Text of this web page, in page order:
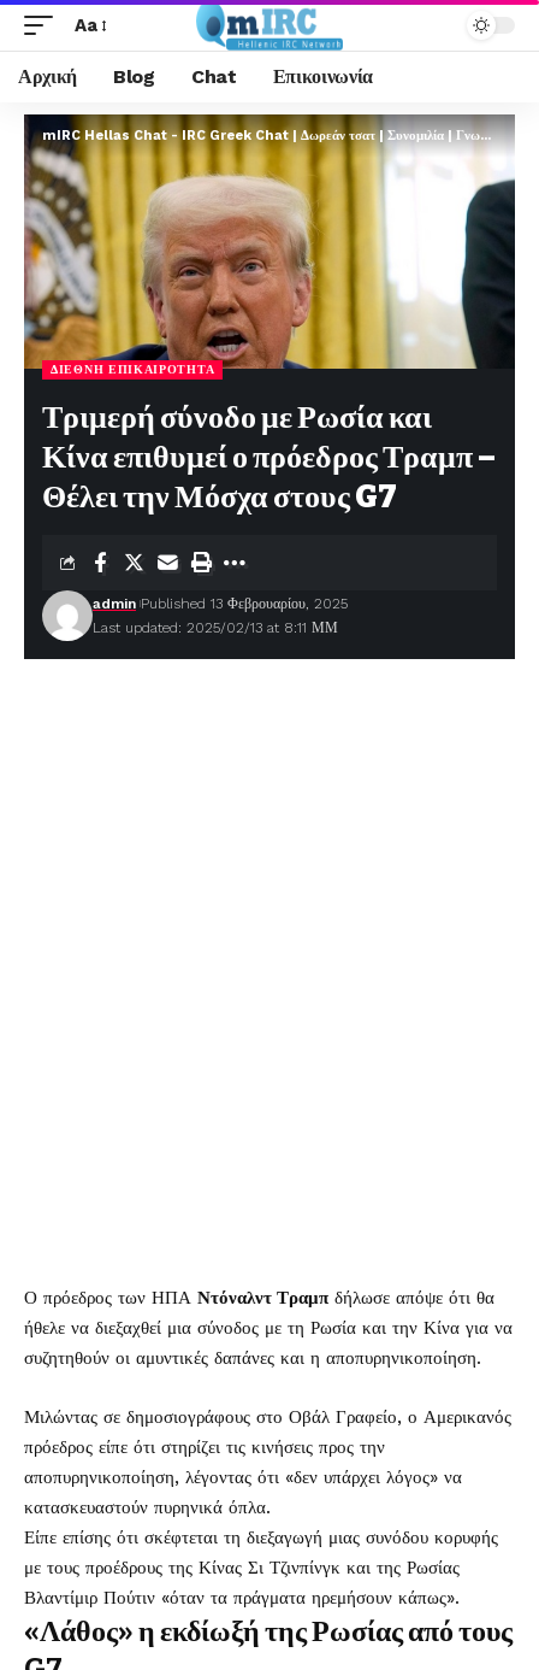
Aa
Αρχική Blog Chat Επικοινωνία
mIRC Hellas Chat - IRC Greek Chat | Δωρεάν τσατ | Συνομιλία | Γνωριμίες | FREE
ΔΙΕΘΝΉ ΕΠΙΚΑΙΡΌΤΗΤΑ
Τριμερή σύνοδο με Ρωσία και
Κίνα επιθυμεί ο πρόεδρος Τραμπ –
Θέλει την Μόσχα στους G7
Last updated: 2025/02/13 at 8:11 ΜΜ
admin Published 13 Φεβρουαρίου, 2025
Ο πρόεδρος των ΗΠΑ Ντόναλντ Τραμπ δήλωσε απόψε ότι θα
ήθελε να διεξαχθεί μια σύνοδος με τη Ρωσία και την Κίνα για να
συζητηθούν οι αμυντικές δαπάνες και η αποπυρηνικοποίηση.
Μιλώντας σε δημοσιογράφους στο Οβάλ Γραφείο, ο Αμερικανός
πρόεδρος είπε ότι στηρίζει τις κινήσεις προς την
αποπυρηνικοποίηση, λέγοντας ότι «δεν υπάρχει λόγος» να
κατασκευαστούν πυρηνικά όπλα.
Είπε επίσης ότι σκέφτεται τη διεξαγωγή μιας συνόδου κορυφής
με τους προέδρους της Κίνας Σι Τζινπίνγκ και της Ρωσίας
Βλαντίμιρ Πούτιν «όταν τα πράγματα ηρεμήσουν κάπως».
«Λάθος» η εκδίωξή της Ρωσίας από τους